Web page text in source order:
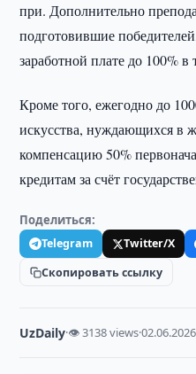
при. Дополнительно
подготовившие
заработной плате до 100% в
Кроме того, ежегодно до
искусства, нуждающихся в
компенсацию 50%
кредитам за счёт
Поделиться:
Telegram Twitter/X
Скопировать ссылку
UzDaily·👁 3138 views·